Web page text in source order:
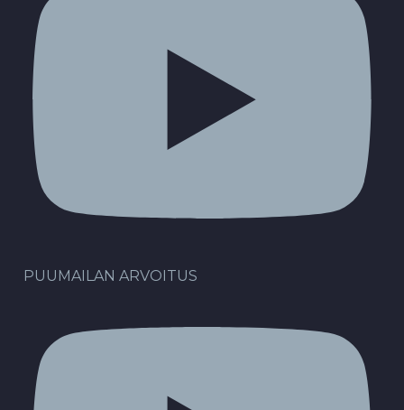
PUUMAILAN ARVOITUS